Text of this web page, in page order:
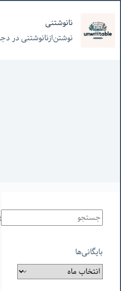
محتوا
نانوشتنی
نوشتن‌از‌نانوشتنی‌ در‌
بایگانی‌ها